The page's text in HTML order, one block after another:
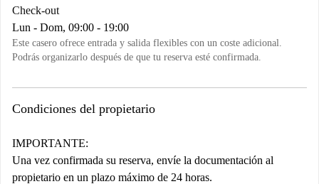
Check-out
Lun - Dom, 09:00 - 19:00
Este casero ofrece entrada y salida flexibles con un coste adicional.
Podrás organizarlo después de que tu reserva esté confirmada.
Condiciones del propietario
IMPORTANTE:
Una vez confirmada su reserva, envíe la documentación al
propietario en un plazo máximo de 24 horas.